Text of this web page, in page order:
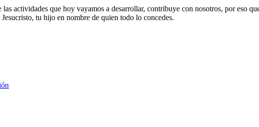
las actividades que hoy vayamos a desarrollar, contribuye con nosotros, por eso
tu hijo en nombre de quien todo lo concedes.